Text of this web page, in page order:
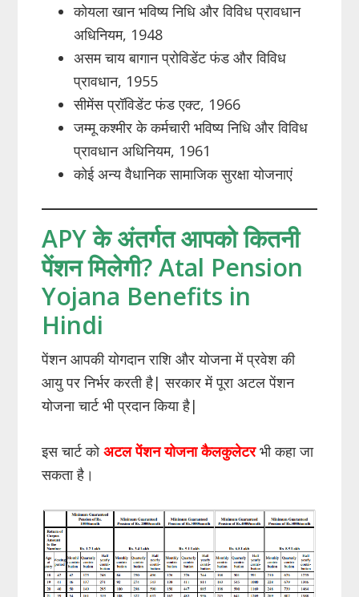
कोयला खान भविष्य निधि और विविध प्रावधान
अधिनियम, 1948
असम चाय बागान प्रोविडेंट फंड और विविध
प्रावधान, 1955
सीमेंस प्रॉविडेंट फंड एक्ट, 1966
जम्मू कश्मीर के कर्मचारी भविष्य निधि और विविध
प्रावधान अधिनियम, 1961
कोई अन्य वैधानिक सामाजिक सुरक्षा योजनाएं
APY के अंतर्गत आपको कितनी
पेंशन मिलेगी? Atal Pension
Yojana Benefits in
Hindi
पेंशन आपकी योगदान राशि और योजना में प्रवेश की
आयु पर निर्भर करती है| सरकार में पूरा अटल पेंशन
योजना चार्ट भी प्रदान किया है|
इस चार्ट कोअटल पेंशन योजना कैलकुलेटरभी कहा जा
सकता है।